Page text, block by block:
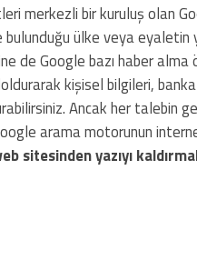
merkezli bir kuruluş olan
ülke veya eyaletin
de Google bazı haber
kişisel bilgileri,
Ancak her talebin
arama motorunun
sitesinden yazıyı